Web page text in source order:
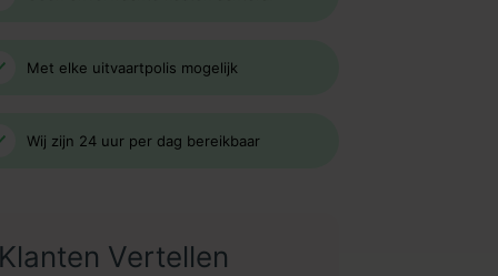
Met elke uitvaartpolis mogelijk
Wij zijn 24 uur per dag bereikbaar
Vertellen